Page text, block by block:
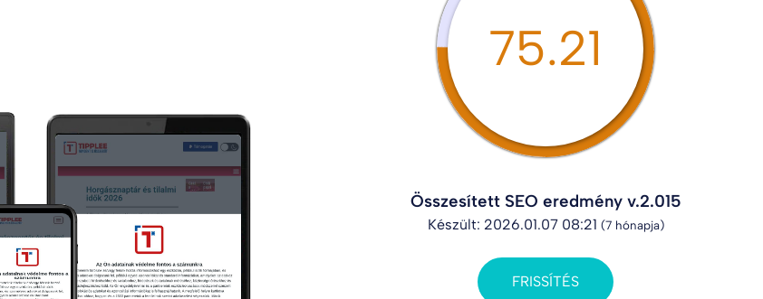
75.21
Összesített SEO eredmény v.2.015
Készült: 2026.01.07 08:21 (7 hónapja)
FRISSÍTÉS